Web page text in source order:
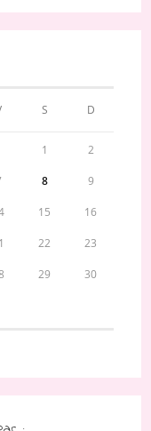
S D
1 2
8 9
15 16
22 23
29 30